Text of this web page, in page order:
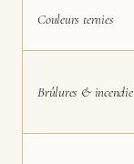
Couleurs ternies
Brûlures & incendie